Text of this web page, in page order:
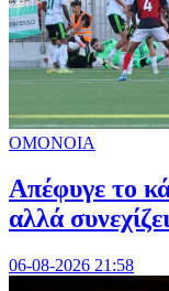
ΟΜΟΝΟΙΑ
Απέφυγε το
αλλά
06-08-2026 21:58